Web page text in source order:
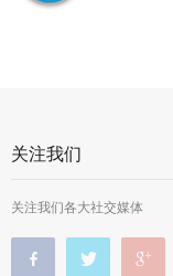
关注我们
关注我们各大社交媒体